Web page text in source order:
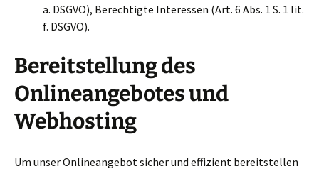
a. DSGVO), Berechtigte Interessen (Art. 6 Abs. 1 S. 1 lit.
f. DSGVO).
Bereitstellung des
Onlineangebotes und
Webhosting
Um unser Onlineangebot sicher und effizient bereitstellen